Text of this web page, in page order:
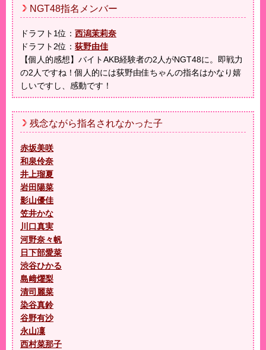
NGT48指名メンバー
ドラフト1位： 西潟茉莉奈
ドラフト2位： 荻野由佳
【個人的感想】バイトAKB経験者の2人がNGT48に。即戦力
の2人ですね！個人的には荻野由佳ちゃんの指名はかなり嬉
しいですし、感動です！
残念ながら指名されなかった子
赤坂美咲
和泉伶奈
井上瑠夏
岩田陽菜
影山優佳
笠井かな
川口真実
河野奈々帆
日下部愛菜
渋谷ひかる
島﨑燿梨
清司麗菜
染谷真鈴
谷野有沙
永山凜
西村菜那子